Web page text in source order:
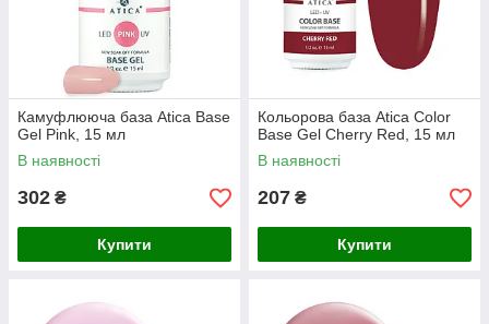
Камуфлююча база Atica Base
Gel Pink, 15 мл
В наявності
302 ₴
Купити
Кольорова база Atica Color
Base Gel Cherry Red, 15 мл
В наявності
207 ₴
Купити